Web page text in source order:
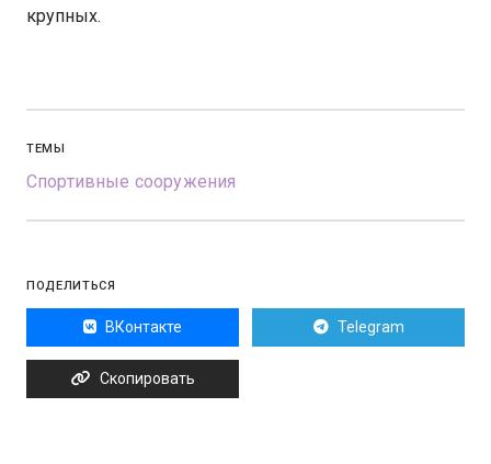
крупных.
ТЕМЫ
Спортивные сооружения
ПОДЕЛИТЬСЯ
ВКонтакте Telegram
Скопировать